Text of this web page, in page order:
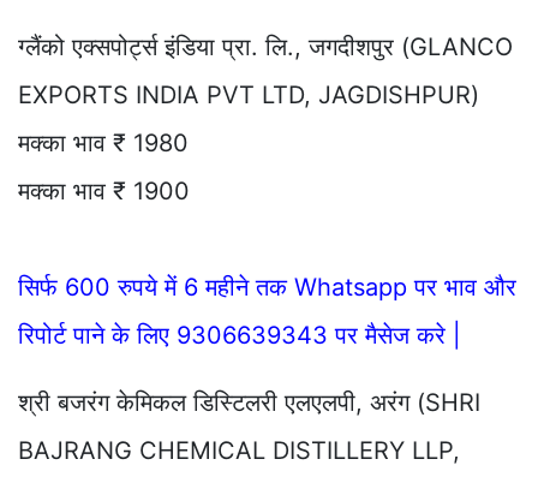
ग्लैंको एक्सपोर्ट्स इंडिया प्रा. लि., जगदीशपुर (GLANCO
EXPORTS INDIA PVT LTD, JAGDISHPUR)
मक्का भाव ₹ 1980
मक्का भाव ₹ 1900
सिर्फ 600 रुपये में 6 महीने तक Whatsapp पर भाव और
रिपोर्ट पाने के लिए 9306639343 पर मैसेज करे |
श्री बजरंग केमिकल डिस्टिलरी एलएलपी, अरंग (SHRI
BAJRANG CHEMICAL DISTILLERY LLP,